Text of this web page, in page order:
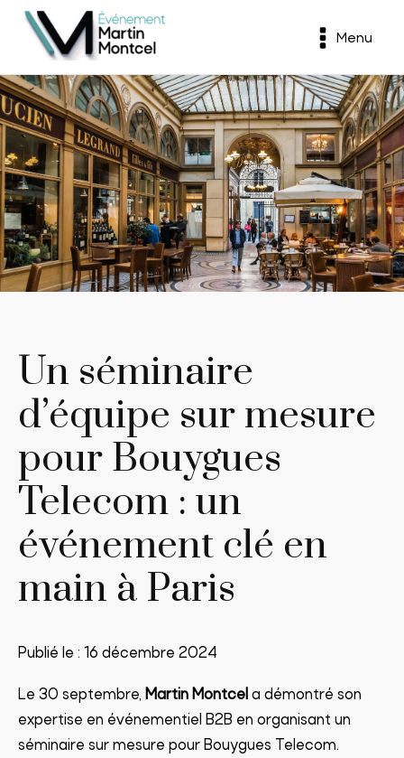
Menu
Un séminaire
d’équipe sur mesure
pour Bouygues
Telecom : un
événement clé en
main à Paris
Publié le : 16 décembre 2024
Le 30 septembre, Martin Montcel a démontré son
expertise en événementiel B2B en organisant un
séminaire sur mesure pour Bouygues Telecom.